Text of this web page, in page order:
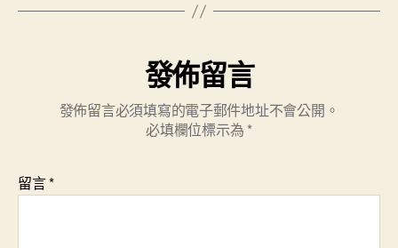
發佈留言
發佈留言必須填寫的電子郵件地址不會公開。
必填欄位標示為 *
留言*